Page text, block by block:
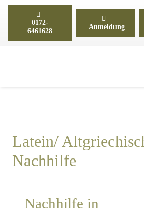
0172-
6461628
Anmeldung
Latein/
Nachhilfe
Nachhilfe in